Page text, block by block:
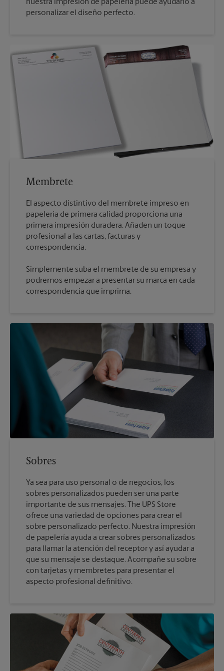
nuestra impresión de papelería puede ayudarlo a
personalizar el diseño perfecto.
Membrete
El aspecto distintivo del membrete impreso en
papelería de primera calidad proporciona una
primera impresión duradera. Añaden un toque
profesional a las cartas, facturas y
Simplemente suba el membrete de su empresa y
podremos empezar a presentar su marca en cada
correspondencia que imprima.
Sobres
Ya sea para uso personal o de negocios, los
sobres personalizados pueden ser una parte
importante de sus mensajes. The UPS Store
ofrece una variedad de opciones para crear el
sobre personalizado perfecto. Nuestra impresión
de papelería ayuda a crear sobres personalizados
para llamar la atención del receptor y así ayudar a
que su mensaje se destaque. Acompañe su sobre
con tarjetas y membretes para presentar el
aspecto profesional definitivo.